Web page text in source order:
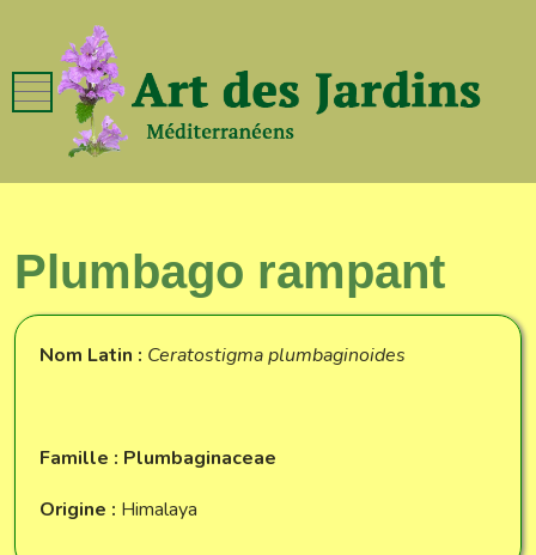
Mobile Menu Toggle
Plumbago rampant
Nom Latin : Ceratostigma plumbaginoides
Famille : Plumbaginaceae
Origine : Himalaya